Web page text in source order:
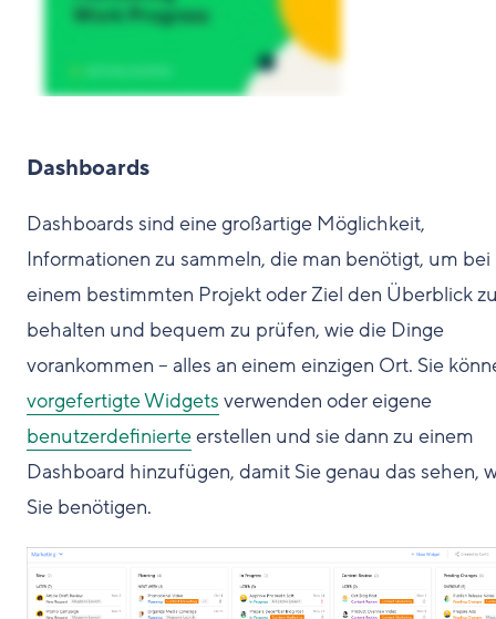
Dashboards
Dashboards sind eine großartige Möglichkeit,
Informationen zu sammeln, die man benötigt, um bei
einem bestimmten Projekt oder Ziel den Überblick
behalten und bequem zu prüfen, wie die Dinge
vorankommen – alles an einem einzigen Ort. Sie
vorgefertigte Widgets verwenden oder eigene
benutzerdefinierteerstellen und sie dann zu einem
Dashboard hinzufügen, damit Sie genau das sehen,
Sie benötigen.